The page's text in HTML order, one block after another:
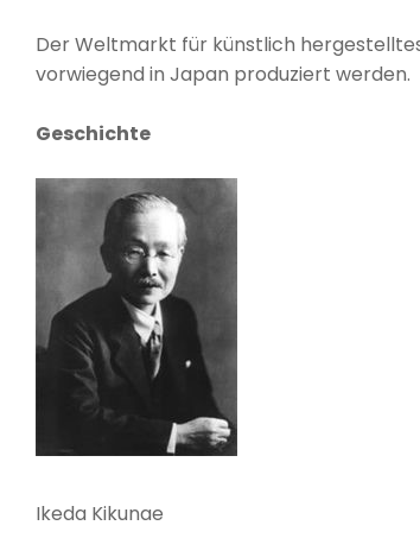
Der Weltmarkt für künstlich
vorwiegend in Japan produziert werden.
Geschichte
Ikeda Kikunae